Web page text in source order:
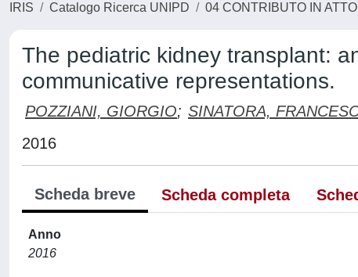
IRIS Catalogo Ricerca UNIPD 04 CONTRIBUTO IN
The pediatric kidney transplant:
communicative representations.
POZZIANI, GIORGIO; SINATORA,
2016
Scheda breve Scheda completa
Anno
2016